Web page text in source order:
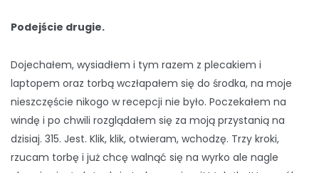
Podejście drugie.
Dojechałem, wysiadłem i tym razem z plecakiem i
laptopem oraz torbą wczłapałem się do środka, na moje
nieszczęście nikogo w recepcji nie było. Poczekałem na
windę i po chwili rozglądałem się za moją przystanią na
dzisiaj. 315. Jest. Klik, klik, otwieram, wchodzę. Trzy kroki,
rzucam torbę i już chcę walnąć się na wyrko ale nagle